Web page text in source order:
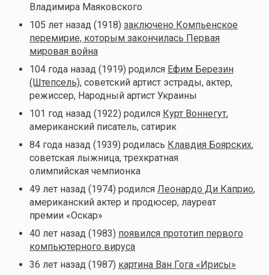
Владимира Маяковского
105 лет назад (1918) заключено Компьенское
перемирие, которым закончилась Первая
мировая война
104 года назад (1919) родился Ефим Березин
(Штепсель), советский артист эстрады, актер,
режиссер, Народный артист Украины
101 год назад (1922) родился Курт Воннегут,
американский писатель, сатирик
84 года назад (1939) родилась Клавдия Боярских,
советская лыжница, трехкратная
олимпийская чемпионка
49 лет назад (1974) родился Леонардо Ди Каприо,
американский актер и продюсер, лауреат
премии «Оскар»
40 лет назад (1983) появился прототип первого
компьютерного вируса
36 лет назад (1987) картина Ван Гога «Ирисы»